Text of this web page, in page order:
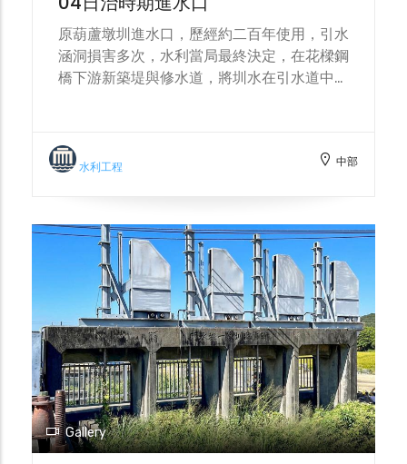
原葫蘆墩圳進水口，歷經約二百年使用，引水
涵洞損害多次，水利當局最終決定，在花樑鋼
橋下游新築堤與修水道，將圳水在引水道中導
整，921大地震後立即修護重新啟用，不誤農
時降低災損，實則萬幸。
水利工程 中部
Gallery